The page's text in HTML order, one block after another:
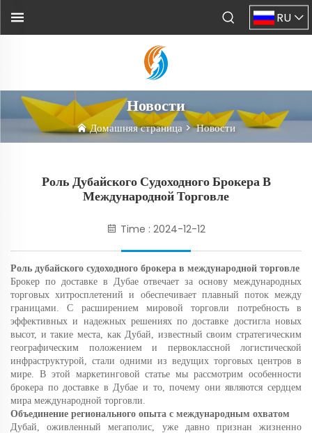
RU
Новости
Домашняя страница >Новости
Роль Дубайского Судоходного Брокера В
Международной Торговле
Time : 2024-12-12
Роль дубайского судоходного брокера в международной торговле
Брокер по доставке в Дубае отвечает за основу международных
торговых хитросплетений и обеспечивает плавный поток между
границами. С расширением мировой торговли потребность в
эффективных и надежных решениях по доставке достигла новых
высот, и такие места, как Дубай, известный своим стратегическим
географическим положением и первоклассной логистической
инфраструктурой, стали одними из ведущих торговых центров в
мире. В этой маркетинговой статье мы рассмотрим особенности
брокера по доставке в Дубае и то, почему они являются сердцем
мира международной торговли.
Объединение регионального опыта с международным охватом
Дубай, оживленный мегаполис, уже давно признан жизненно